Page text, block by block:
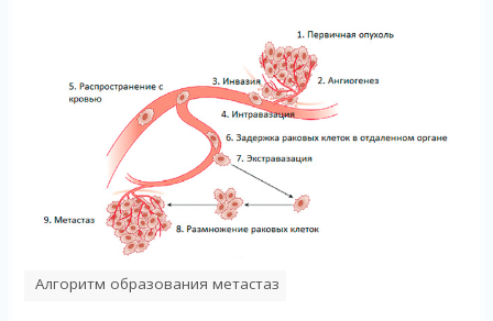
Алгоритм образования метастаз